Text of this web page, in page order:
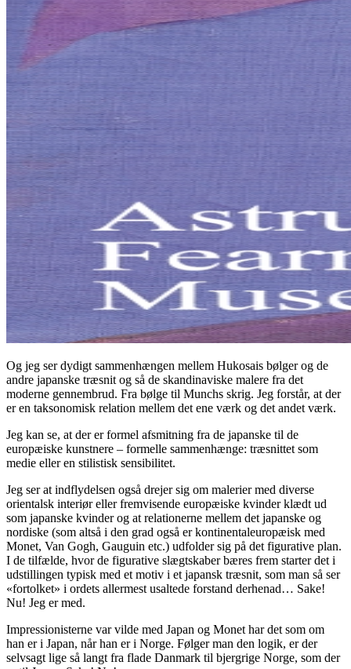
Og jeg ser dydigt sammenhængen mellem Hukosais bølger og de
andre japanske træsnit og så de skandinaviske malere fra det
moderne gennembrud. Fra bølge til Munchs skrig. Jeg forstår, at der
er en taksonomisk relation mellem det ene værk og det andet værk.
Jeg kan se, at der er formel afsmitning fra de japanske til de
europæiske kunstnere – formelle sammenhænge: træsnittet som
medie eller en stilistisk sensibilitet.
Jeg ser at indflydelsen også drejer sig om malerier med diverse
orientalsk interiør eller fremvisende europæiske kvinder klædt ud
som japanske kvinder og at relationerne mellem det japanske og
nordiske (som altså i den grad også er kontinentaleuropæisk med
Monet, Van Gogh, Gauguin etc.) udfolder sig på det figurative plan.
I de tilfælde, hvor de figurative slægtskaber bæres frem starter det i
udstillingen typisk med et motiv i et japansk træsnit, som man så ser
«fortolket» i ordets allermest usaltede forstand derhenad… Sake!
Nu! Jeg er med.
Impressionisterne var vilde med Japan og Monet har det som om
han er i Japan, når han er i Norge. Følger man den logik, er der
selvsagt lige så langt fra flade Danmark til bjergrige Norge, som der